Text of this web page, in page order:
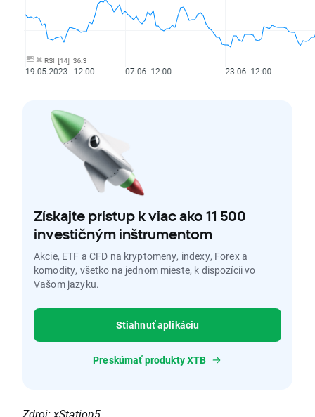
Získajte prístup k viac ako 11 500
investičným inštrumentom
Akcie, ETF a CFD na kryptomeny, indexy, Forex a
komodity, všetko na jednom mieste, k dispozícii vo
Vašom jazyku.
Stiahnuť aplikáciu
Preskúmať produkty XTB
Zdroj: xStation5